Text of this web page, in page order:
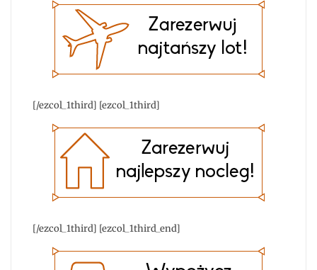
[/ezcol_1third] [ezcol_1third]
[/ezcol_1third] [ezcol_1third_end]